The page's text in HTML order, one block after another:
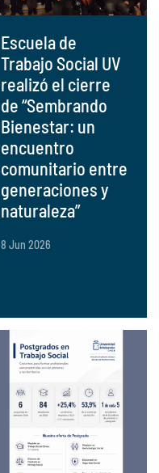
Escuela de
Trabajo Social UV
realizó el cierre
de “Sembrando
Bienestar: un
encuentro
comunitario entre
generaciones y
naturaleza”
8 Jun 2026